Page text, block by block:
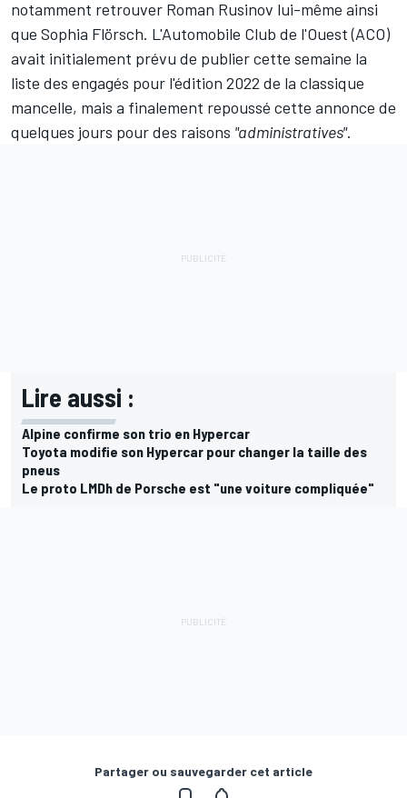
notamment retrouver Roman Rusinov lui-même ainsi
que Sophia Flörsch. L'Automobile Club de l'Ouest (ACO)
avait initialement prévu de publier cette semaine la
liste des engagés pour l'édition 2022 de la classique
mancelle, mais a finalement repoussé cette annonce de
quelques jours pour des raisons "administratives".
Lire aussi :
Alpine confirme son trio en Hypercar
Toyota modifie son Hypercar pour changer la taille des
pneus
Le proto LMDh de Porsche est "une voiture compliquée"
Partager ou sauvegarder cet article